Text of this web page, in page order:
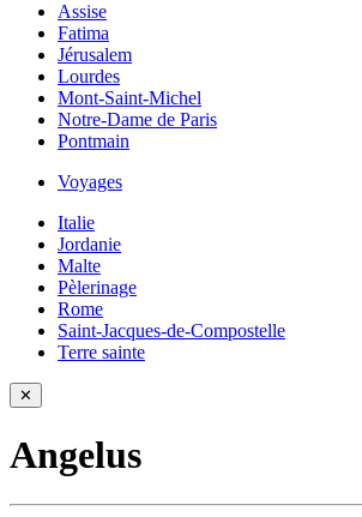
Assise
Fatima
Jérusalem
Lourdes
Mont-Saint-Michel
Notre-Dame de Paris
Pontmain
Voyages
Italie
Jordanie
Malte
Pèlerinage
Rome
Saint-Jacques-de-Compostelle
Terre sainte
✕
Angelus